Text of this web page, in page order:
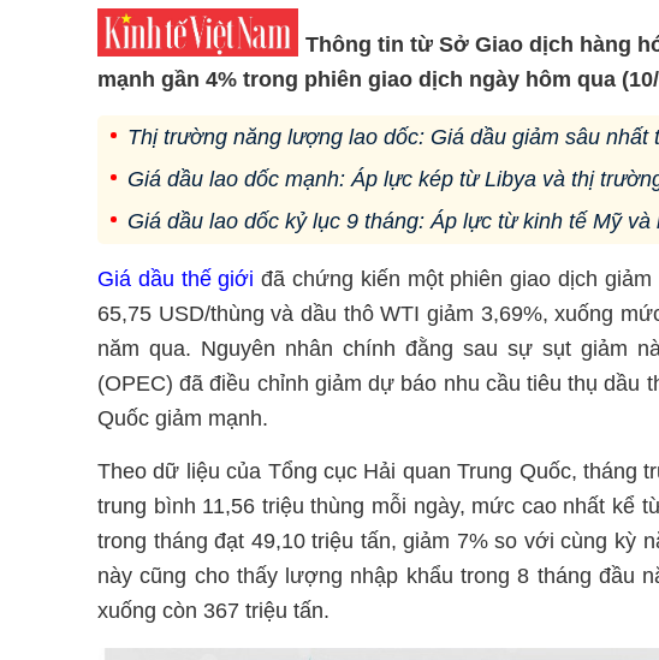
Thông tin từ Sở Giao dịch hàng
mạnh gần 4% trong phiên giao dịch ngày hôm qua
Thị trường năng lượng lao dốc: Giá dầu giảm sâu nhất
Giá dầu lao dốc mạnh: Áp lực kép từ Libya và thị
Giá dầu lao dốc kỷ lục 9 tháng: Áp lực từ kinh tế Mỹ và
Giá dầu thế giới đã chứng kiến một phiên giao dịch
65,75 USD/thùng và dầu thô WTI giảm 3,69%, xuống
năm qua. Nguyên nhân chính đằng sau sự sụt giảm
(OPEC) đã điều chỉnh giảm dự báo nhu cầu tiêu thụ dầu
Quốc giảm mạnh.
Theo dữ liệu của Tổng cục Hải quan Trung Quốc,
trung bình 11,56 triệu thùng mỗi ngày, mức cao nhất kể
trong tháng đạt 49,10 triệu tấn, giảm 7% so với cùng kỳ
này cũng cho thấy lượng nhập khẩu trong 8 tháng đầu
xuống còn 367 triệu tấn.